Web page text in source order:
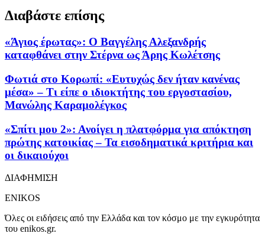
Διαβάστε επίσης
«Άγιος έρωτας»: Ο Βαγγέλης Αλεξανδρής
καταφθάνει στην Στέρνα ως Άρης Κωλέτσης
Φωτιά στο Κορωπί: «Ευτυχώς δεν ήταν κανένας
μέσα» – Τι είπε ο ιδιοκτήτης του εργοστασίου,
Μανώλης Καραμολέγκος
«Σπίτι μου 2»: Ανοίγει η πλατφόρμα για απόκτηση
πρώτης κατοικίας – Τα εισοδηματικά κριτήρια και
οι δικαιούχοι
ΔΙΑΦΗΜΙΣΗ
ENIKOS
Όλες οι ειδήσεις από την Ελλάδα και τον κόσμο με την εγκυρότητα
του enikos.gr.